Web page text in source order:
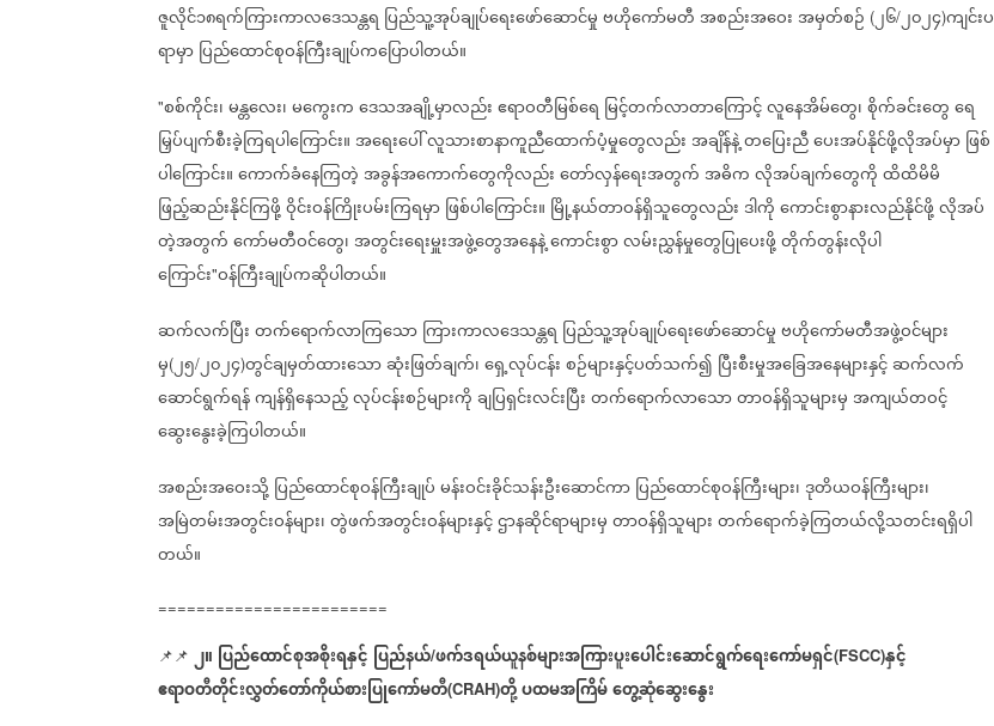
ဇူလိုင်၁၈ရက်ကြားကာလဒေသန္တရ ပြည်သူ့အုပ်ချုပ်ရေးဖော်ဆောင်မှုဗဟိုကော်မတီအစည်းအဝေးအမှတ်စဉ် (၂၆/၂၀၂၄)ကျင်းပ
ရာမှာပြည်ထောင်စုဝန်ကြီးချုပ်ကပြောပါတယ်။
"စစ်ကိုင်း၊မန္တလေး၊မကွေးကဒေသအချို့မှာလည်းဧရာဝတီမြစ်ရေ မြင့်တက်လာတာကြောင့်လူနေအိမ်တွေ၊စိုက်ခင်းတွေရေ
မြှပ်ပျက်စီးခဲ့ကြရပါကြောင်း။အရေးပေါ်လူသားစာနာကူညီထောက်ပံ့မှုတွေလည်းအချိန်နဲ့တပြေးညီပေးအပ်နိုင်ဖို့လိုအပ်မှာဖြစ်
ပါကြောင်း။ကောက်ခံနေကြတဲ့အခွန်အကောက်တွေကိုလည်းတော်လှန်ရေးအတွက်အဓိကလိုအပ်ချက်တွေကိုထိထိမိမိ
ဖြည့်ဆည်းနိုင်ကြဖို့ဝိုင်းဝန်ကြိုးပမ်းကြရမှာဖြစ်ပါကြောင်း။ မြို့နယ်တာဝန်ရှိသူတွေလည်းဒါကိုကောင်းစွာနားလည်နိုင်ဖို့လိုအပ်
တဲ့အတွက်ကော်မတီဝင်တွေ၊အတွင်းရေးမှူးအဖွဲ့တွေအနေနဲ့ကောင်းစွာလမ်းညွှန်မှုတွေပြုပေးဖို့တိုက်တွန်းလိုပါ
ကြောင်း"ဝန်ကြီးချုပ်ကဆိုပါတယ်။
ဆက်လက်ပြီးတက်ရောက်လာကြသောကြားကာလဒေသန္တရ ပြည်သူ့အုပ်ချုပ်ရေးဖော်ဆောင်မှုဗဟိုကော်မတီအဖွဲ့ဝင်များ
မှ(၂၅/၂၀၂၄)တွင်ချမှတ်ထားသောဆုံးဖြတ်ချက်၊ရှေ့လုပ်ငန်းစဉ်များနှင့်ပတ်သက်၍ ပြီးစီးမှုအခြေအနေများနှင့်ဆက်လက်
ဆောင်ရွက်ရန်ကျန်ရှိနေသည့်လုပ်ငန်းစဉ်များကိုချပြရှင်းလင်းပြီးတက်ရောက်လာသောတာဝန်ရှိသူများမှအကျယ်တဝင့်
ဆွေးနွေးခဲ့ကြပါတယ်။
အစည်းအဝေးသို့ပြည်ထောင်စုဝန်ကြီးချုပ်မန်းဝင်းခိုင်သန်းဦးဆောင်ကာပြည်ထောင်စုဝန်ကြီးများ၊ဒုတိယဝန်ကြီးများ၊
အမြဲတမ်းအတွင်းဝန်များ၊တွဲဖက်အတွင်းဝန်များနှင့်ဌာနဆိုင်ရာများမှတာဝန်ရှိသူများတက်ရောက်ခဲ့ကြတယ်လို့သတင်းရရှိပါ
တယ်။
========================
📌📌 ၂။ ပြည်ထောင်စုအစိုးရနှင့် ပြည်နယ်/ဖက်ဒရယ်ယူနစ်များအကြားပူးပေါင်းဆောင်ရွက်ရေးကော်မရှင်(FSCC)နှင့်
ဧရာဝတီတိုင်းလွှတ်တော်ကိုယ်စားပြုကော်မတီ(CRAH)တို့ပထမအကြိမ်တွေ့ဆုံဆွေးနွေး